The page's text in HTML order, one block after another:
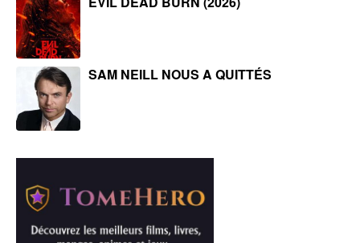
SAM NEILL NOUS A QUITTÉS